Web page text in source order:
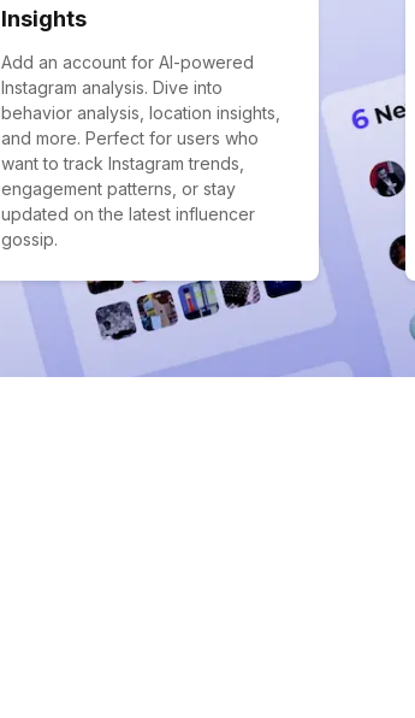
Insights
Add an account for AI-powered
Instagram analysis. Dive into
behavior analysis, location insights,
and more. Perfect for users who
want to track Instagram trends,
engagement patterns, or stay
updated on the latest influencer
gossip.